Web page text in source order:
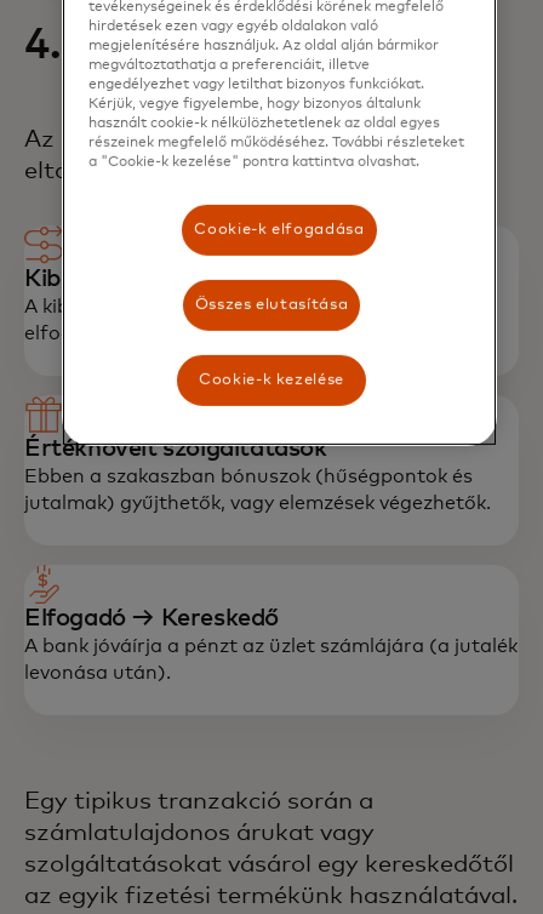
4. Elszámolás
Az utolsó szakasz, amely 1–3 napig is
eltarthat.
Kibocsátó → Maghálózat → Elfogadó
A kibocsátó bank átutalja a tényleges összeget az
elfogadó banknak.
Értéknövelt szolgáltatások
Ebben a szakaszban bónuszok (hűségpontok és
jutalmak) gyűjthetők, vagy elemzések végezhetők.
Elfogadó → Kereskedő
A bank jóváírja a pénzt az üzlet számlájára (a jutalék
levonása után).
Egy tipikus tranzakció során a
számlatulajdonos árukat vagy
szolgáltatásokat vásárol egy kereskedőtől
az egyik fizetési termékünk használatával.
tevékenységeinek és érdeklődési körének megfelelő
hirdetések ezen vagy egyéb oldalakon való
megjelenítésére használjuk. Az oldal alján bármikor
megváltoztathatja a preferenciáit, illetve
engedélyezhet vagy letilthat bizonyos funkciókat.
Kérjük, vegye figyelembe, hogy bizonyos általunk
használt cookie-k nélkülözhetetlenek az oldal egyes
részeinek megfelelő működéséhez. További részleteket
a "Cookie-k kezelése" pontra kattintva olvashat.
Cookie-k elfogadása
Összes elutasítása
Cookie-k kezelése